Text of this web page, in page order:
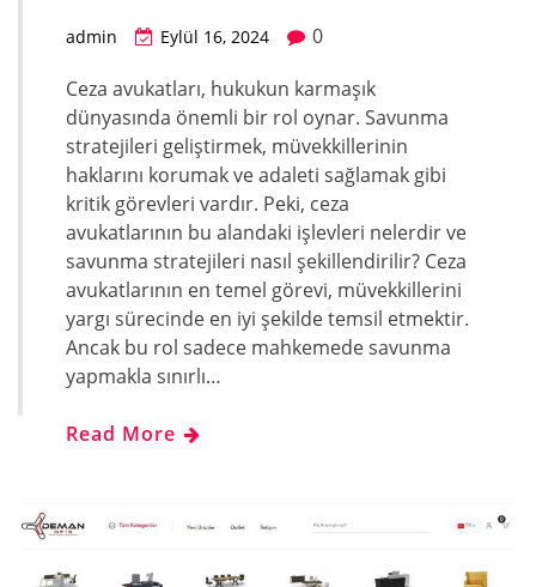
admin Eylül 16, 2024
0
Ceza avukatları, hukukun karmaşık
dünyasında önemli bir rol oynar. Savunma
stratejileri geliştirmek, müvekkillerinin
haklarını korumak ve adaleti sağlamak gibi
kritik görevleri vardır. Peki, ceza
avukatlarının bu alandaki işlevleri nelerdir ve
savunma stratejileri nasıl şekillendirilir? Ceza
avukatlarının en temel görevi, müvekkillerini
yargı sürecinde en iyi şekilde temsil etmektir.
Ancak bu rol sadece mahkemede savunma
yapmakla sınırlı…
Read More